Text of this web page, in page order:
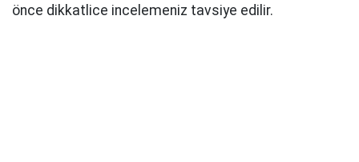
önce dikkatlice incelemeniz tavsiye edilir.